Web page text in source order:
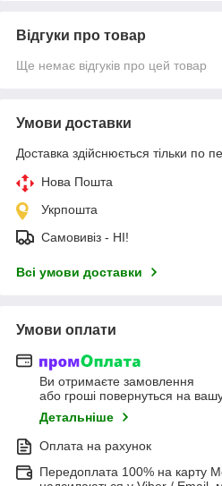
Відгуки про товар
Ще немає відгуків про цей товар
Умови доставки
Доставка здійснюється тільки по
Нова Пошта
Укрпошта
Самовивіз - НІ!
Всі умови доставки
Умови оплати
Ви отримаєте замовлення
або гроші повернуться на
Детальніше
Оплата на рахунок
Передоплата 100% на карту